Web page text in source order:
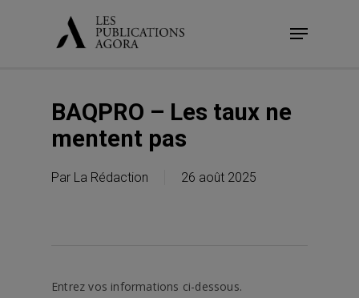
Menu
BAQPRO – Les taux ne
mentent pas
Par La Rédaction 26 août 2025
Entrez vos informations ci-dessous.